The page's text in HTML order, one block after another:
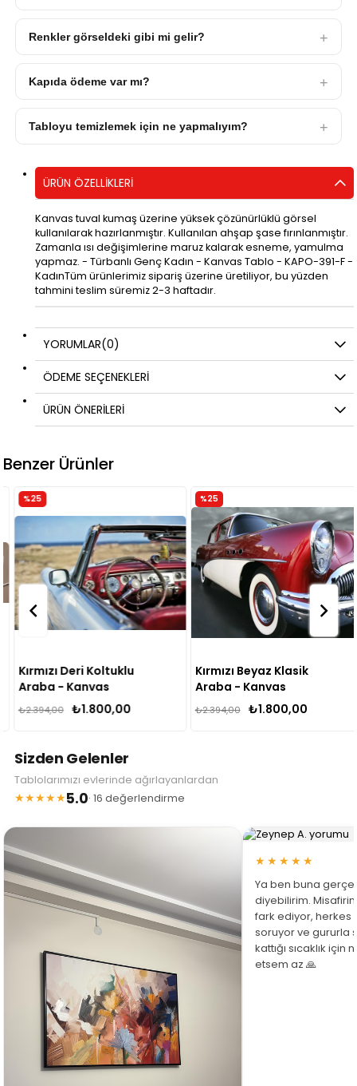
Renkler görseldeki gibi mi gelir?
Kapıda ödeme var mı?
Tabloyu temizlemek için ne yapmalıyım?
ÜRÜN ÖZELLIKLERI
Kanvas tuval kumaş üzerine yüksek çözünürlüklü görsel
kullanılarak hazırlanmıştır. Kullanılan ahşap şase fırınlanmıştır.
Zamanla ısı değişimlerine maruz kalarak esneme, yamulma
yapmaz. - Türbanlı Genç Kadın - Kanvas Tablo - KAPO-391-F -
KadınTüm ürünlerimiz sipariş üzerine üretiliyor, bu yüzden
tahmini teslim süremiz 2-3 haftadır.
YORUMLAR(0)
ÖDEME SEÇENEKLERI
ÜRÜN ÖNERILERI
Benzer Ürünler
Kırmızı Deri Koltuklu
Araba - Kanvas
₺1.800,00
₺2.394,00
%25
Kırmızı Beyaz Klasik
Araba - Kanvas
₺1.800,00
₺2.394,00
%25
Sizden Gelenler
Tablolarımızı evlerinde ağırlayanlardan
★★★★★5.0· 16 değerlendirme
★★★★★
Ya ben buna
diyebilirim.
fark ediyor, herkes
soruyor ve gururla
kattığı sıcaklık
etsem az 🙏